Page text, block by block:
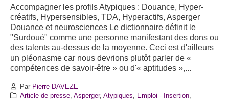
Accompagner les profils Atypiques : Douance, Hyper-
créatifs, Hypersensibles, TDA, Hyperactifs, Asperger
Douance et neurosciences Le dictionnaire définit le
"Surdoué" comme une personne manifestant des dons ou
des talents au-dessus de la moyenne. Ceci est d'ailleurs
un pléonasme car nous devrions plutôt parler de «
compétences de savoir-être » ou d'« aptitudes »,...
Par Pierre DAVEZE
Article de presse, Asperger, Atypiques, Emploi - Insertion,